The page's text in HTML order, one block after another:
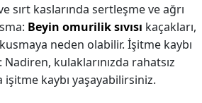
sırt kaslarında sertleşme ve ağrı
Beyin omurilik sıvısı kaçakları,
neden olabilir. İşitme kaybı
Nadiren, kulaklarınızda rahatsız
kaybı yaşayabilirsiniz.